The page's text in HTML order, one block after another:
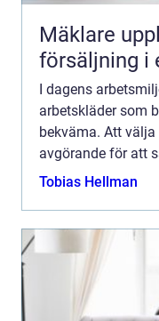
Mäklare
försäljning i
I dagens
arbetskläder som
bekväma. Att
avgörande för att
Tobias Hellman